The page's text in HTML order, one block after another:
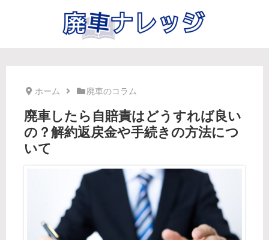
ホーム 廃車のコラム
廃車したら自賠責はどうすれば良い
の？解約返戻金や手続きの方法につ
いて